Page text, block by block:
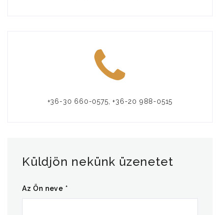
+36-30 660-0575, +36-20 988-0515
Küldjön nekünk üzenetet
Az Ön neve *